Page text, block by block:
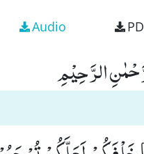
Audio
الرَّحِیْمِ